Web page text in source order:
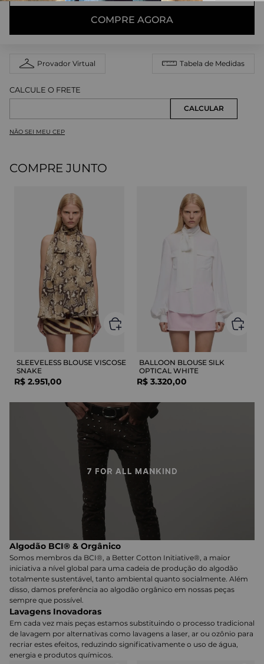
COMPRE AGORA
Provador Virtual Tabela de Medidas
NÃO SEI MEU CEP
COMPRE JUNTO
SLEEVELESS BLOUSE VISCOSE
SNAKE
R$ 2.951,00
BALLOON BLOUSE SILK
OPTICAL WHITE
R$ 3.320,00
Algodão BCI® & Orgânico
Somos membros da BCI®, a Better Cotton Initiative®, a maior
iniciativa a nível global para uma cadeia de produção do algodão
totalmente sustentável, tanto ambiental quanto socialmente. Além
disso, damos preferência ao algodão orgânico em nossas peças
sempre que possível.
Lavagens Inovadoras
Em cada vez mais peças estamos substituindo o processo tradicional
de lavagem por alternativas como lavagens a laser, ar ou ozônio para
recriar estes efeitos, reduzindo significativamente o uso de água,
energia e produtos químicos.